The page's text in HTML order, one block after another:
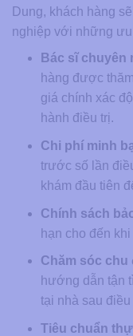
Dung, khách hàng
nghiệp với những
Bác sĩ chuyên
hàng được
giá chính xác
hành điều trị.
Chi phí minh
trước số lần
khám đầu tiên
Chính sách
hạn cho đến
Chăm sóc chu
hướng dẫn tận
tại nhà sau điều
Tiêu chuẩn